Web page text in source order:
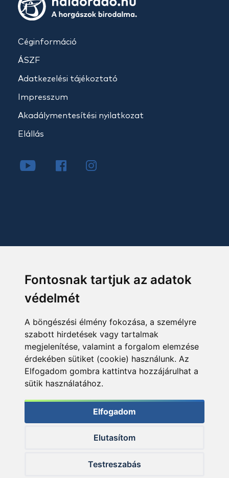
Fontosnak tartjuk az adatok
védelmét
A böngészési élmény fokozása, a személyre
szabott hirdetések vagy tartalmak
megjelenítése, valamint a forgalom elemzése
érdekében sütiket (cookie) használunk. Az
Elfogadom gombra kattintva hozzájárulhat a
sütik használatához.
Elfogadom
Elutasítom
Testreszabás
Céginformáció
ÁSZF
Adatkezelési tájékoztató
Impresszum
Akadálymentesítési nyilatkozat
Elállás